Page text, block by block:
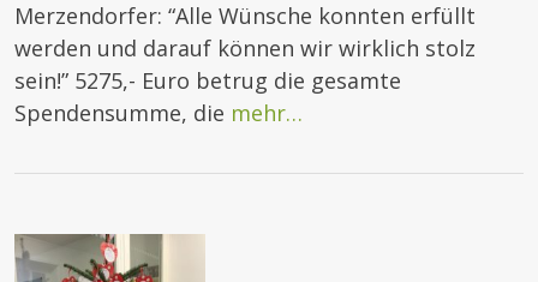
Merzendorfer: “Alle Wünsche konnten erfüllt
werden und darauf können wir wirklich stolz
sein!” 5275,- Euro betrug die gesamte
Spendensumme, die mehr…